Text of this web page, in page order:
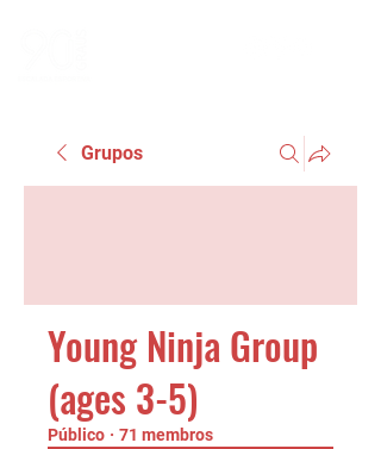
Grupos
Young Ninja Group
(ages 3-5)
Público · 71 membros